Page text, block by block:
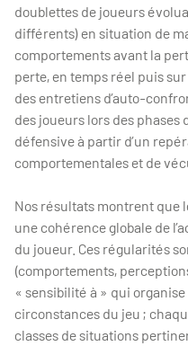
doublettes de joueurs
différents) en situation de
comportements avant la
perte, en temps réel puis
des entretiens d’auto-
des joueurs lors des phases
défensive à partir d’un
comportementales et de
Nos résultats montrent
une cohérence globale de
du joueur. Ces régularités
(comportements,
« sensibilité à » qui
circonstances du jeu ;
classes de situations